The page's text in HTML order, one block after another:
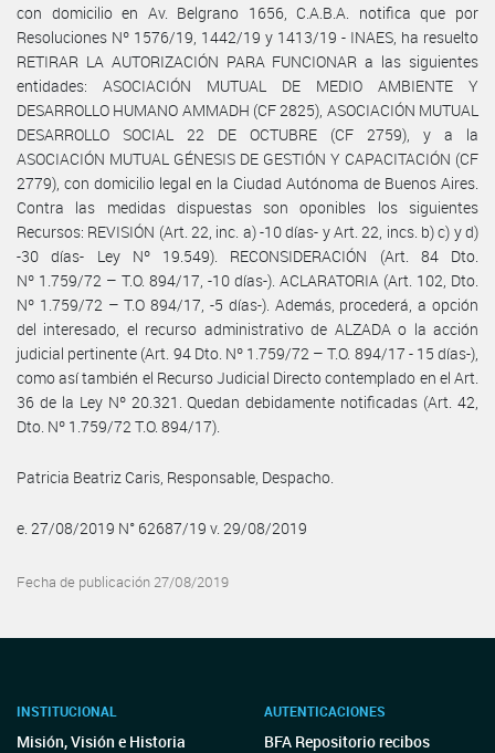
con domicilio en Av. Belgrano 1656, C.A.B.A. notifica que por
Resoluciones Nº 1576/19, 1442/19 y 1413/19 - INAES, ha resuelto
RETIRAR LA AUTORIZACIÓN PARA FUNCIONAR a las siguientes
entidades: ASOCIACIÓN MUTUAL DE MEDIO AMBIENTE Y
DESARROLLO HUMANO AMMADH (CF 2825), ASOCIACIÓN MUTUAL
DESARROLLO SOCIAL 22 DE OCTUBRE (CF 2759), y a la
ASOCIACIÓN MUTUAL GÉNESIS DE GESTIÓN Y CAPACITACIÓN (CF
2779), con domicilio legal en la Ciudad Autónoma de Buenos Aires.
Contra las medidas dispuestas son oponibles los siguientes
Recursos: REVISIÓN (Art. 22, inc. a) -10 días- y Art. 22, incs. b) c) y d)
-30 días- Ley Nº 19.549). RECONSIDERACIÓN (Art. 84 Dto.
Nº 1.759/72 – T.O. 894/17, -10 días-). ACLARATORIA (Art. 102, Dto.
Nº 1.759/72 – T.O 894/17, -5 días-). Además, procederá, a opción
del interesado, el recurso administrativo de ALZADA o la acción
judicial pertinente (Art. 94 Dto. Nº 1.759/72 – T.O. 894/17 - 15 días-),
como así también el Recurso Judicial Directo contemplado en el Art.
36 de la Ley Nº 20.321. Quedan debidamente notificadas (Art. 42,
Dto. Nº 1.759/72 T.O. 894/17).
Patricia Beatriz Caris, Responsable, Despacho.
e. 27/08/2019 N° 62687/19 v. 29/08/2019
Fecha de publicación 27/08/2019
INSTITUCIONAL
Misión, Visión e Historia
AUTENTICACIONES
BFA Repositorio recibos